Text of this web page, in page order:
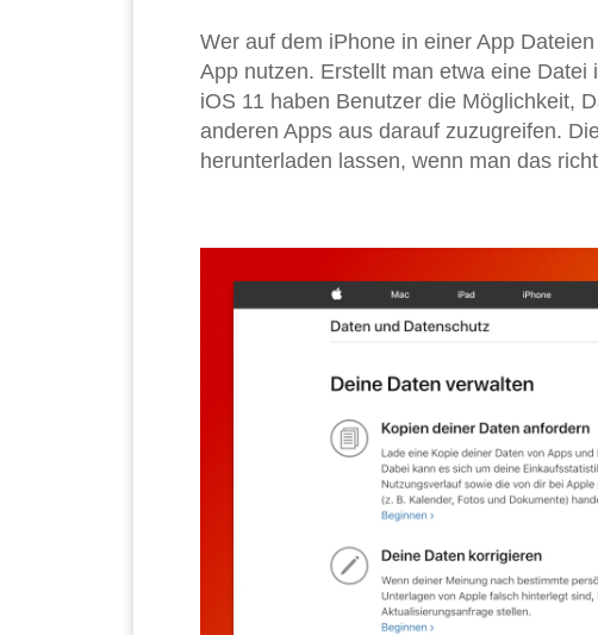
Wer auf dem iPhone in einer App
App nutzen. Erstellt man etwa eine
iOS 11 haben Benutzer die Möglichkeit,
anderen Apps aus darauf zuzugreifen.
herunterladen lassen, wenn man das